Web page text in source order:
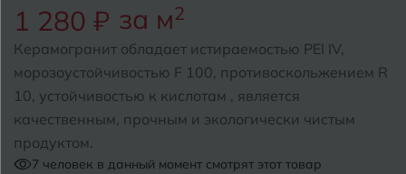
1 280 ₽ за м2
Керамогранит обладает истираемостью PEI IV,
морозоустойчивостью F 100, противоскольжением R
10, устойчивостью к кислотам , является
качественным, прочным и экологически чистым
продуктом.
7 человек в данный момент смотрят этот товар
Барнаул
Белгород
Белореченск
Боровичи
Брянск
Ростов-на-Дону
Рыбинск
Рязань